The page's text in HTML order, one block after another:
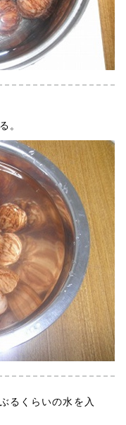
。
るくらいの水を入